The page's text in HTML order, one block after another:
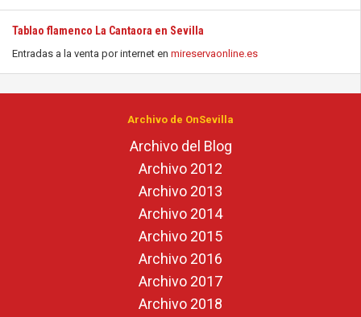
Tablao flamenco La Cantaora en Sevilla
Entradas a la venta por internet en mireservaonline.es
Archivo de OnSevilla
Archivo del Blog
Archivo 2012
Archivo 2013
Archivo 2014
Archivo 2015
Archivo 2016
Archivo 2017
Archivo 2018